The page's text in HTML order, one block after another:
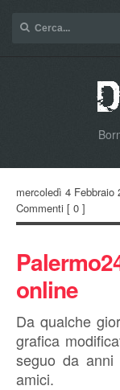
mercoledì 4 Febbraio
Commenti [ 0 ]
online
Da qualche
grafica
seguo da
amici.